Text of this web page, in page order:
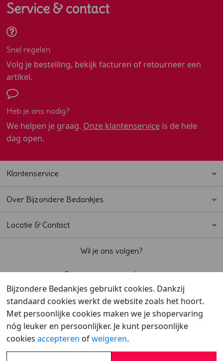
Service & contact
Snel regelen
Volg je bestelling, bekijk facturen of retourneer een
artikel.
Heb je ons nodig?
We helpen je graag. Onze klantenserviceis de hele
dag open.
Klantenservice
Over Bijzondere Bedankjes
Locatie & Contact
Wil je ons volgen?
Bijzondere Bedankjes gebruikt cookies. Dankzij
standaard cookies werkt de website zoals het hoort.
Met persoonlijke cookies maken we je shopervaring
nóg leuker en persoonlijker. Je kunt persoonlijke
cookies accepteren ofweigeren.